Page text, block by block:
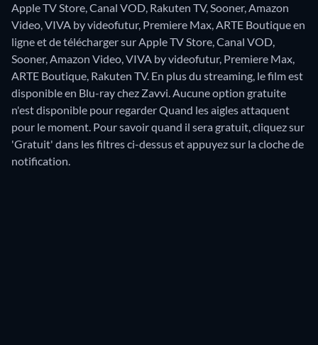
Apple TV Store, Canal VOD, Rakuten TV, Sooner, Amazon
Video, VIVA by videofutur, Premiere Max, ARTE Boutique en
ligne et de télécharger sur Apple TV Store, Canal VOD,
Sooner, Amazon Video, VIVA by videofutur, Premiere Max,
ARTE Boutique, Rakuten TV. En plus du streaming, le film est
disponible en Blu-ray chez Zavvi.Aucune option gratuite
n'est disponible pour regarder Quand les aigles attaquent
pour le moment. Pour savoir quand il sera gratuit, cliquez sur
'Gratuit' dans les filtres ci-dessus et appuyez sur la cloche de
notification.